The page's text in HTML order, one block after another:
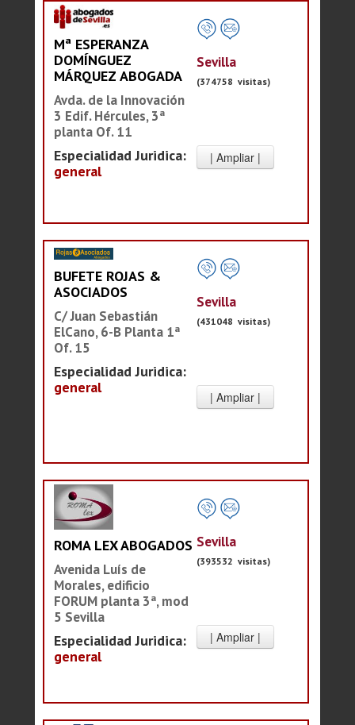
Mª ESPERANZA
DOMÍNGUEZ
MÁRQUEZ ABOGADA
Avda. de la Innovación
3 Edif. Hércules, 3ª
planta Of. 11
Especialidad Juridica:
general
Sevilla
(374758 visitas)
BUFETE ROJAS &
ASOCIADOS
C/ Juan Sebastián
ElCano, 6-B Planta 1ª
Of. 15
Especialidad Juridica:
general
Sevilla
(431048 visitas)
ROMA LEX ABOGADOS
Avenida Luís de
Morales, edificio
FORUM planta 3ª, mod
5 Sevilla
Especialidad Juridica:
general
Sevilla
(393532 visitas)